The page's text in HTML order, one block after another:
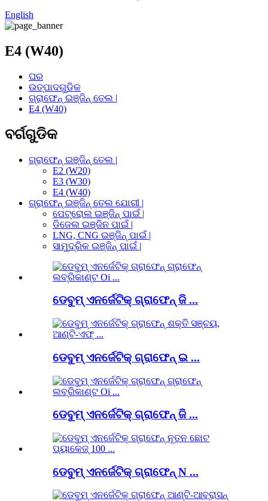
English
E4 (W40)
ଘର
ଉତ୍ପାଦଗୁଡିକ
ଗ୍ରାଫେନ୍ ଇଞ୍ଜିନ୍ ତେଲ |
E4 (W40)
ବର୍ଗଗୁଡିକ
ଗ୍ରାଫେନ୍ ଇଞ୍ଜିନ୍ ତେଲ |
E2 (W20)
E3 (W30)
E4 (W40)
ଗ୍ରାଫେନ୍ ଇଞ୍ଜିନ୍ ତେଲ ଯୋଗୀ |
ପେଟ୍ରୋଲ ଇଞ୍ଜିନ୍ ପାଇଁ |
ଡିଜେଲ ଇଞ୍ଜିନ ପାଇଁ |
LNG, CNG ଇଞ୍ଜିନ୍ ପାଇଁ |
ସାମୁଦ୍ରିକ ଇଞ୍ଜିନ୍ ପାଇଁ |
ଡେବୁମ୍ ଏନର୍ଜେଟିକ୍ ଗ୍ରାଫେନ୍ ଜି ...
ଡେବୁମ୍ ଏନର୍ଜେଟିକ୍ ଗ୍ରାଫେନ୍ ଇ ...
ଡେବୁମ୍ ଏନର୍ଜେଟିକ୍ ଗ୍ରାଫେନ୍ ଜି ...
ଡେବୁମ୍ ଏନର୍ଜେଟିକ୍ ଗ୍ରାଫେନ୍ N ...